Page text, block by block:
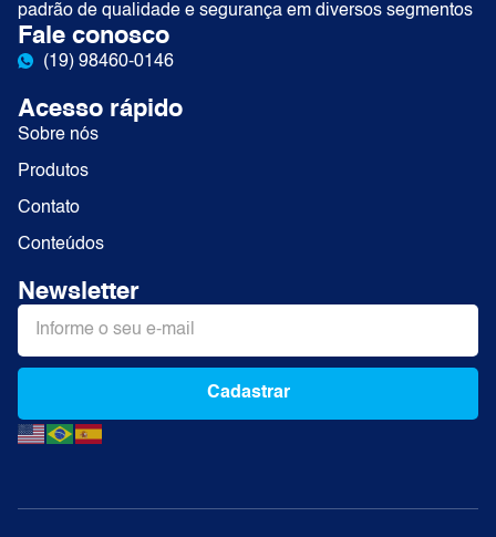
padrão de qualidade e segurança em diversos segmentos
Fale conosco
(19) 98460-0146
Acesso rápido
Sobre nós
Produtos
Contato
Conteúdos
Newsletter
Cadastrar
Alternative: